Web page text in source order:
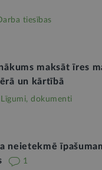
tiesības
maksāt īres
un kārtībā
Līgumi, dokumenti
neietekmē
1